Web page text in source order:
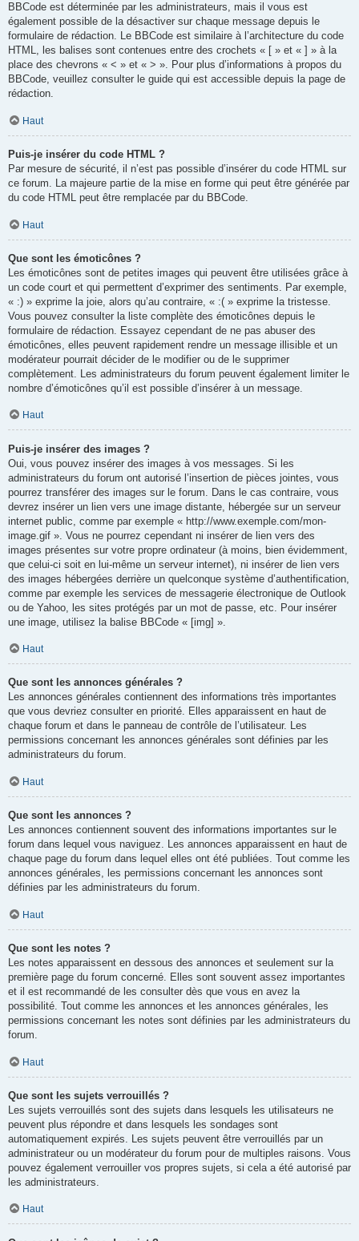
BBCode est déterminée par les administrateurs, mais il vous est
également possible de la désactiver sur chaque message depuis le
formulaire de rédaction. Le BBCode est similaire à l’architecture du code
HTML, les balises sont contenues entre des crochets « [ » et « ] » à la
place des chevrons « < » et « > ». Pour plus d’informations à propos du
BBCode, veuillez consulter le guide qui est accessible depuis la page de
rédaction.
Haut
Puis-je insérer du code HTML ?
Par mesure de sécurité, il n’est pas possible d’insérer du code HTML sur
ce forum. La majeure partie de la mise en forme qui peut être générée par
du code HTML peut être remplacée par du BBCode.
Haut
Que sont les émoticônes ?
Les émoticônes sont de petites images qui peuvent être utilisées grâce à
un code court et qui permettent d’exprimer des sentiments. Par exemple,
« :) » exprime la joie, alors qu’au contraire, « :( » exprime la tristesse.
Vous pouvez consulter la liste complète des émoticônes depuis le
formulaire de rédaction. Essayez cependant de ne pas abuser des
émoticônes, elles peuvent rapidement rendre un message illisible et un
modérateur pourrait décider de le modifier ou de le supprimer
complètement. Les administrateurs du forum peuvent également limiter le
nombre d’émoticônes qu’il est possible d’insérer à un message.
Haut
Puis-je insérer des images ?
Oui, vous pouvez insérer des images à vos messages. Si les
administrateurs du forum ont autorisé l’insertion de pièces jointes, vous
pourrez transférer des images sur le forum. Dans le cas contraire, vous
devrez insérer un lien vers une image distante, hébergée sur un serveur
internet public, comme par exemple « http://www.exemple.com/mon-
image.gif ». Vous ne pourrez cependant ni insérer de lien vers des
images présentes sur votre propre ordinateur (à moins, bien évidemment,
que celui-ci soit en lui-même un serveur internet), ni insérer de lien vers
des images hébergées derrière un quelconque système d’authentification,
comme par exemple les services de messagerie électronique de Outlook
ou de Yahoo, les sites protégés par un mot de passe, etc. Pour insérer
une image, utilisez la balise BBCode « [img] ».
Haut
Que sont les annonces générales ?
Les annonces générales contiennent des informations très importantes
que vous devriez consulter en priorité. Elles apparaissent en haut de
chaque forum et dans le panneau de contrôle de l’utilisateur. Les
permissions concernant les annonces générales sont définies par les
administrateurs du forum.
Haut
Que sont les annonces ?
Les annonces contiennent souvent des informations importantes sur le
forum dans lequel vous naviguez. Les annonces apparaissent en haut de
chaque page du forum dans lequel elles ont été publiées. Tout comme les
annonces générales, les permissions concernant les annonces sont
définies par les administrateurs du forum.
Haut
Que sont les notes ?
Les notes apparaissent en dessous des annonces et seulement sur la
première page du forum concerné. Elles sont souvent assez importantes
et il est recommandé de les consulter dès que vous en avez la
possibilité. Tout comme les annonces et les annonces générales, les
permissions concernant les notes sont définies par les administrateurs du
forum.
Haut
Que sont les sujets verrouillés ?
Les sujets verrouillés sont des sujets dans lesquels les utilisateurs ne
peuvent plus répondre et dans lesquels les sondages sont
automatiquement expirés. Les sujets peuvent être verrouillés par un
administrateur ou un modérateur du forum pour de multiples raisons. Vous
pouvez également verrouiller vos propres sujets, si cela a été autorisé par
les administrateurs.
Haut